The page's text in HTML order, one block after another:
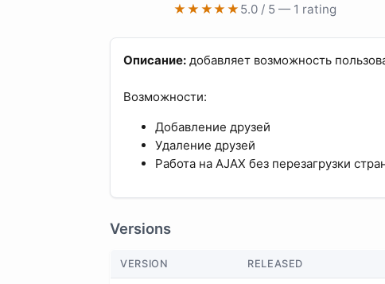
★★★★★ 5.0 / 5 — 1 rating
Описание: добавляет возможность
Возможности:
Добавление друзей
Удаление друзей
Работа на AJAX без перезагрузки
Versions
VERSION RELEASED